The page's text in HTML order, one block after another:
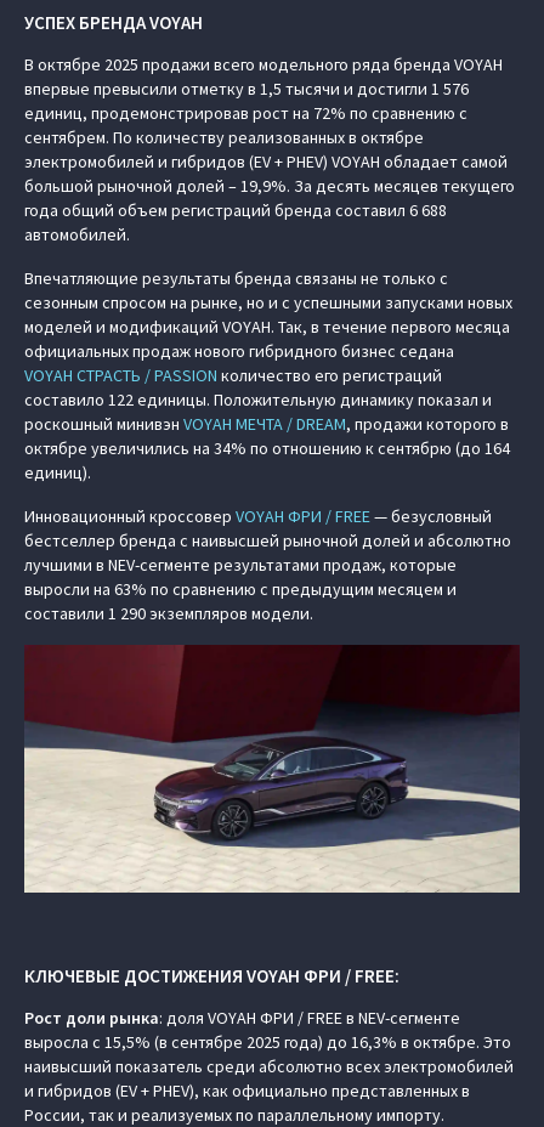
УСПЕХ БРЕНДА VOYAH
В октябре 2025 продажи всего модельного ряда бренда VOYAH
впервые превысили отметку в 1,5 тысячи и достигли 1 576
единиц, продемонстрировав рост на 72% по сравнению с
сентябрем. По количеству реализованных в октябре
электромобилей и гибридов (EV + PHEV) VOYAH обладает самой
большой рыночной долей – 19,9%. За десять месяцев текущего
года общий объем регистраций бренда составил 6 688
автомобилей.
Впечатляющие результаты бренда связаны не только с
сезонным спросом на рынке, но и с успешными запусками новых
моделей и модификаций VOYAH. Так, в течение первого месяца
официальных продаж нового гибридного бизнес седана
VOYAH СТРАСТЬ / PASSION количество его регистраций
составило 122 единицы. Положительную динамику показал и
роскошный минивэн VOYAH МЕЧТА / DREAM, продажи которого в
октябре увеличились на 34% по отношению к сентябрю (до 164
единиц).
Инновационный кроссовер VOYAH ФРИ / FREE— безусловный
бестселлер бренда с наивысшей рыночной долей и абсолютно
лучшими в NEV-сегменте результатами продаж, которые
выросли на 63% по сравнению с предыдущим месяцем и
составили 1 290 экземпляров модели.
КЛЮЧЕВЫЕ ДОСТИЖЕНИЯ VOYAH ФРИ / FREE:
Рост доли рынка: доля VOYAH ФРИ / FREE в NEV-сегменте
выросла с 15,5% (в сентябре 2025 года) до 16,3% в октябре. Это
наивысший показатель среди абсолютно всех электромобилей
и гибридов (EV + PHEV), как официально представленных в
России, так и реализуемых по параллельному импорту.